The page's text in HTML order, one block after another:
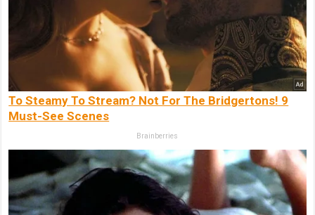
To Steamy To Stream? Not For The Bridgertons! 9
Must-See Scenes
Brainberries